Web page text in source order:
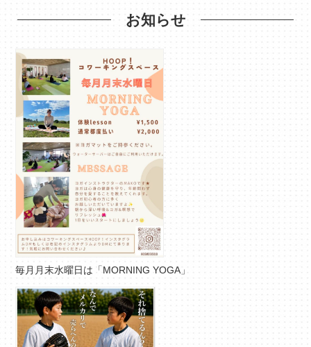
ペ
ジ
送
り
お知らせ
毎月月末水曜日は「MORNING YOGA」